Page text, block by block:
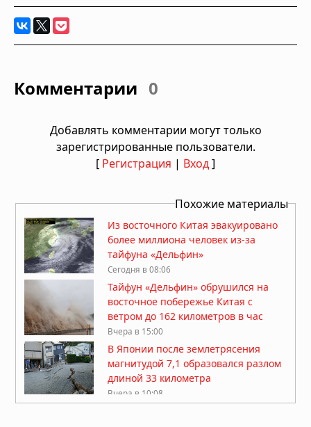
Комментарии 0
Добавлять комментарии могут только
зарегистрированные пользователи.
[ Регистрация | Вход]
Похожие материалы
Из восточного Китая эвакуировано
более миллиона человек из-за
тайфуна «Дельфин»
Сегодня в 08:06
Тайфун «Дельфин» обрушился на
восточное побережье Китая с
ветром до 162 километров в час
Вчера в 15:00
В Японии после землетрясения
магнитудой 7,1 образовался разлом
длиной 33 километра
Вчера в 10:08